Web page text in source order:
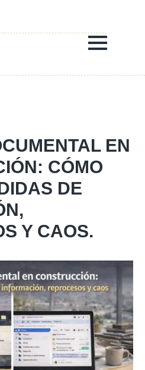
EN
CÓMO
DE
Y CAOS.